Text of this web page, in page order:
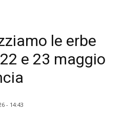
le erbe
e 23 maggio
- 14:43